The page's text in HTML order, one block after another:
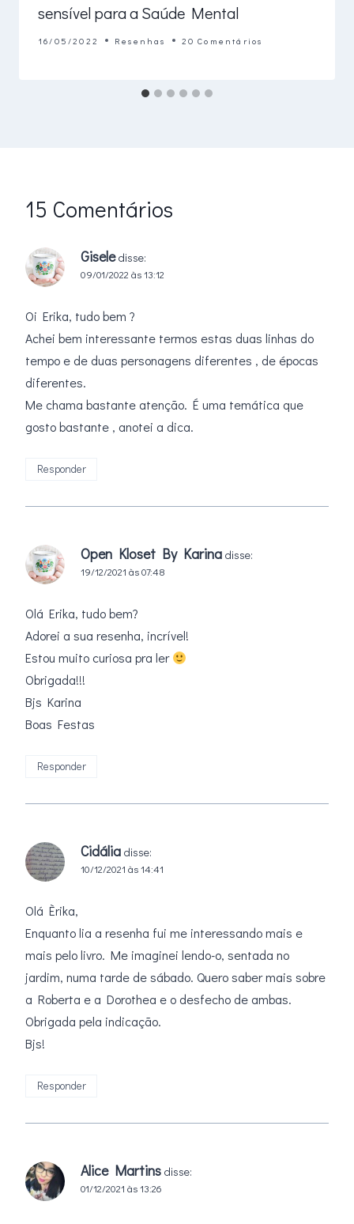
sensível para a Saúde Mental
16/05/2022 Resenhas 20 Comentários
15 Comentários
Gisele disse:
09/01/2022 às 13:12
Oi Erika, tudo bem ?
Achei bem interessante termos estas duas linhas do
tempo e de duas personagens diferentes , de épocas
diferentes.
Me chama bastante atenção. É uma temática que
gosto bastante , anotei a dica.
Responder
Open Kloset By Karina disse:
19/12/2021 às 07:48
Olá Erika, tudo bem?
Adorei a sua resenha, incrível!
Estou muito curiosa pra ler
Obrigada!!!
Bjs Karina
Boas Festas
Responder
Cidália disse:
10/12/2021 às 14:41
Olá Èrika,
Enquanto lia a resenha fui me interessando mais e
mais pelo livro. Me imaginei lendo-o, sentada no
jardim, numa tarde de sábado. Quero saber mais sobre
a Roberta e a Dorothea e o desfecho de ambas.
Obrigada pela indicação.
Bjs!
Responder
Alice Martins disse:
01/12/2021 às 13:26